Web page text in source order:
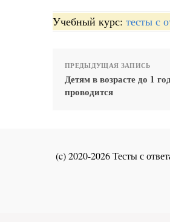
Учебный курс: тесты с
ПРЕДЫДУЩАЯ ЗАПИСЬ
Детям в возрасте до 1
проводится
(c) 2020-2026 Тесты с